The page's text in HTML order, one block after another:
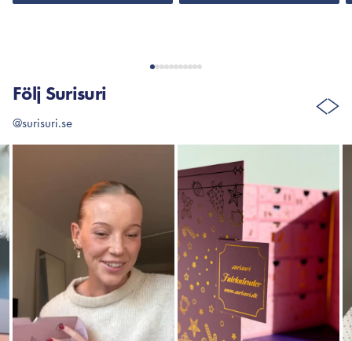
Följ Surisuri
@surisuri.se